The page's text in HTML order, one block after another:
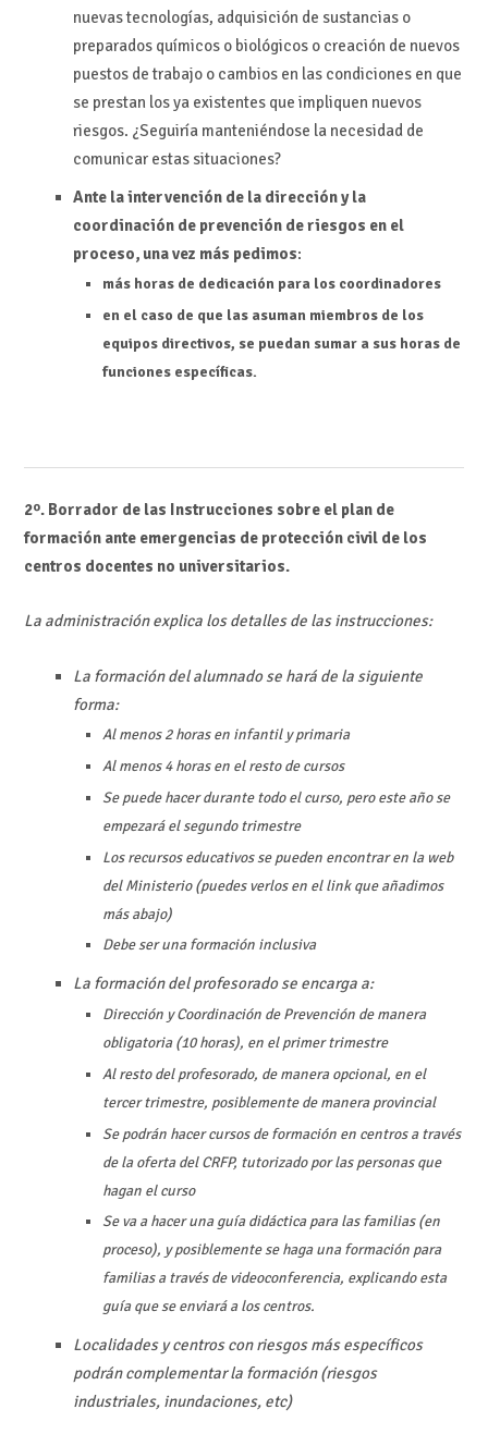
nuevas tecnologías, adquisición de sustancias o
preparados químicos o biológicos o creación de nuevos
puestos de trabajo o cambios en las condiciones en que
se prestan los ya existentes que impliquen nuevos
riesgos. ¿Seguiría manteniéndose la necesidad de
comunicar estas situaciones?
Ante la intervención de la dirección y la
coordinación de prevención de riesgos en el
proceso, una vez más pedimos:
más horas de dedicación para los coordinadores
en el caso de que las asuman miembros de los
equipos directivos, se puedan sumar a sus horas de
funciones específicas.
2º. Borrador de las Instrucciones sobre el plan de
formación ante emergencias de protección civil de los
centros docentes no universitarios.
La administración explica los detalles de las instrucciones:
La formación del alumnado se hará de la siguiente
forma:
Al menos 2 horas en infantil y primaria
Al menos 4 horas en el resto de cursos
Se puede hacer durante todo el curso, pero este año se
empezará el segundo trimestre
Los recursos educativos se pueden encontrar en la web
del Ministerio (puedes verlos en el link que añadimos
más abajo)
Debe ser una formación inclusiva
La formación del profesorado se encarga a:
Dirección y Coordinación de Prevención de manera
obligatoria (10 horas), en el primer trimestre
Al resto del profesorado, de manera opcional, en el
tercer trimestre, posiblemente de manera provincial
Se podrán hacer cursos de formación en centros a través
de la oferta del CRFP, tutorizado por las personas que
hagan el curso
Se va a hacer una guía didáctica para las familias (en
proceso), y posiblemente se haga una formación para
familias a través de videoconferencia, explicando esta
guía que se enviará a los centros.
Localidades y centros con riesgos más específicos
podrán complementar la formación (riesgos
industriales, inundaciones, etc)